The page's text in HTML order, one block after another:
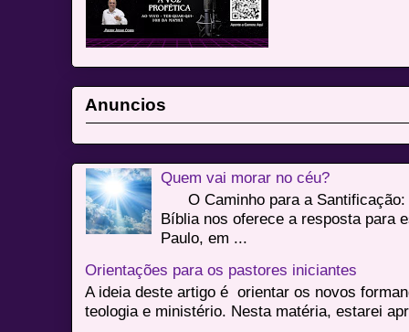
Anuncios
Quem vai morar no céu?
O Caminho para a Santificação:
Bíblia nos oferece a resposta para
Paulo, em ...
Orientações para os pastores iniciantes
A ideia deste artigo é orientar os novos
teologia e ministério. Nesta matéria, estarei